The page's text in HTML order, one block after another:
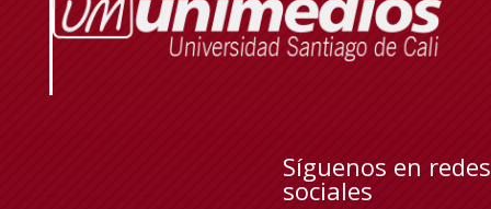
Síguenos en redes
sociales